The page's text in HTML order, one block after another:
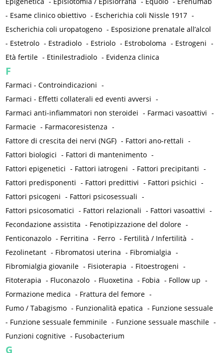
- Esame clinico obiettivo - Escherichia coli Nissle 1917 -
Escherichia coli uropatogeno - Esposizione prenatale all’alcol
- Estetrolo - Estradiolo - Estriolo - Estroboloma - Estrogeni -
Età fertile - Etinilestradiolo - Evidenza clinica
F
Farmaci - Controindicazioni -
Farmaci - Effetti collaterali ed eventi avversi -
Farmaci anti-infiammatori non steroidei - Farmaci vasoattivi -
Farmacie - Farmacoresistenza -
Fattore di crescita dei nervi (NGF) - Fattori ano-rettali -
Fattori biologici - Fattori di mantenimento -
Fattori epigenetici - Fattori iatrogeni - Fattori precipitanti -
Fattori predisponenti - Fattori predittivi - Fattori psichici -
Fattori psicogeni - Fattori psicosessuali -
Fattori psicosomatici - Fattori relazionali - Fattori vasoattivi -
Fecondazione assistita - Fenotipizzazione del dolore -
Fenticonazolo - Ferritina - Ferro - Fertilità / Infertilità -
Fezolinetant - Fibromatosi uterina - Fibromialgia -
Fibromialgia giovanile - Fisioterapia - Fitoestrogeni -
Fitoterapia - Fluconazolo - Fluoxetina - Fobia - Follow up -
Formazione medica - Frattura del femore -
Fumo / Tabagismo - Funzionalità epatica - Funzione sessuale
- Funzione sessuale femminile - Funzione sessuale maschile -
Funzioni cognitive - Fusobacterium
G